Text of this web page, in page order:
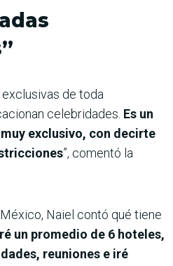
exclusivas de toda
celebridades. Es un
exclusivo, con decirte
”, comentó la
Naiel contó qué tiene
un promedio de 6 hoteles,
reuniones e iré